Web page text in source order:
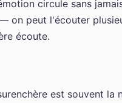
circule sans
on peut l'écouter
écoute.
est souvent la